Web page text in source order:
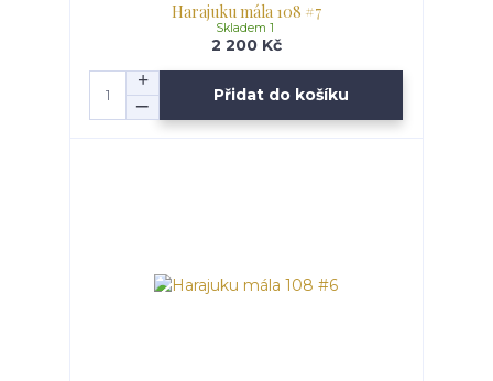
Harajuku mála 108 #7
2 200 Kč
Skladem 1
Přidat do košíku